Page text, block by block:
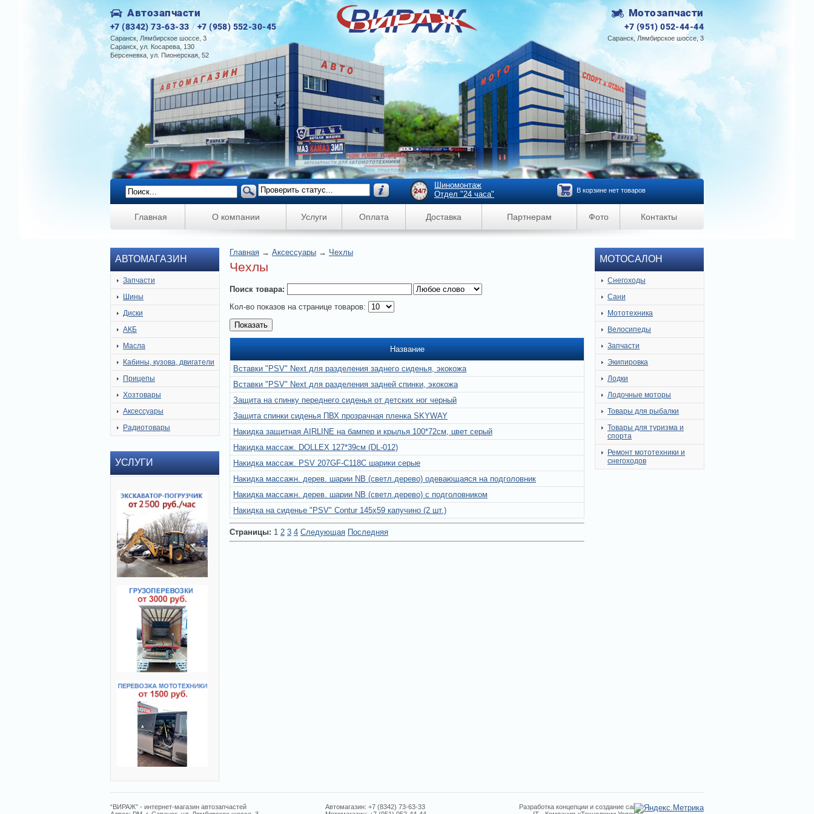
Автозапчасти
+7 (8342) 73-63-33 /+7 (958) 552-30-45
Саранск, Лямбирское шоссе, 3
Саранск, ул. Косарева, 130
Берсеневка, ул. Пионерская, 52
Мотозапчасти
+7 (951) 052-44-44
Саранск, Лямбирское шоссе, 3
Главная О компании Услуги Оплата Доставка Партнерам Фото Контакты
Шиномонтаж
Отдел "24 часа"
В корзине нет товаров
АВТОМАГАЗИН
Запчасти
Шины
Диски
АКБ
Масла
Кабины, кузова, двигатели
Прицепы
Хозтовары
Аксессуары
Радиотовары
УСЛУГИ
Главная → Аксессуары → Чехлы
Чехлы
Поиск товара:
Кол-во показов на странице товаров:
Название
Вставки "PSV" Next для разделения заднего сиденья, экокожа
Вставки "PSV" Next для разделения задней спинки, экокожа
Защита на спинку переднего сиденья от детских ног черный
Защита спинки сиденья ПВХ прозрачная пленка SKYWAY
Накидка защитная AIRLINE на бампер и крылья 100*72см, цвет серый
Накидка массаж. DOLLEX 127*39см (DL-012)
Накидка массаж. PSV 207GF-C118C шарики серые
Накидка массажн. дерев. шарии NB (светл.дерево) одевающаяся на подголовник
Накидка массажн. дерев. шарии NB (светл.дерево) с подголовником
Накидка на сиденье "PSV" Contur 145х59 капучино (2 шт.)
Страницы: 1 2 3 4 Следующая Последняя
МОТОСАЛОН
Снегоходы
Сани
Мототехника
Велосипеды
Запчасти
Экипировка
Лодки
Лодочные моторы
Товары для рыбалки
Товары для туризма и
спорта
Ремонт мототехники и
снегоходов
“ВИРАЖ” - интернет-магазин автозапчастей
Автомагазин: +7 (8342) 73-63-33
Разработка концепции и создание сайта